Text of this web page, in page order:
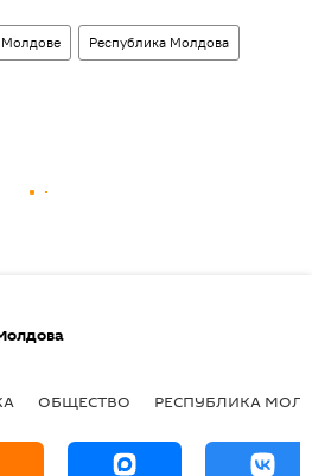
Молдове Республика Молдова
ОБЩЕСТВО РЕСПУБЛИКА